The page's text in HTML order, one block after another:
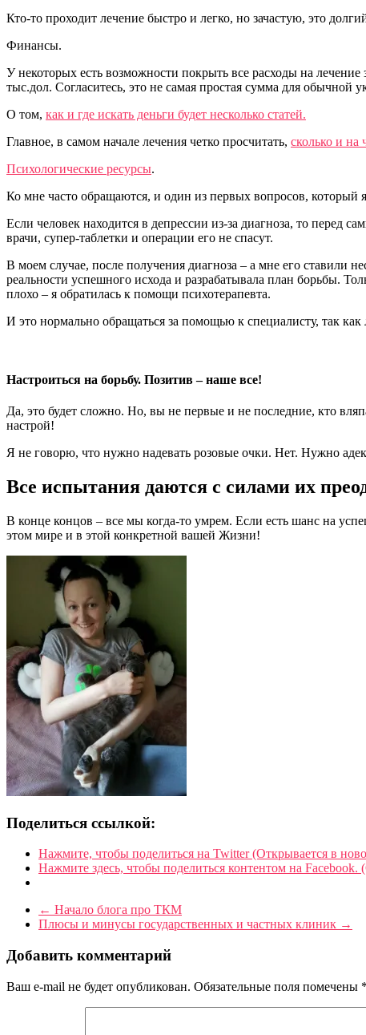
Кто-то проходит лечение быстро и легко, но зачастую, это
Финансы.
У некоторых есть возможности покрыть все расходы на
тыс.дол. Согласитесь, это не самая простая сумма для
О том, как и где искать деньги будет несколько статей.
Главное, в самом начале лечения четко просчитать, сколько и на
Психологические ресурсы.
Ко мне часто обращаются, и один из первых вопросов, который
Если человек находится в депрессии из-за диагноза, то перед
врачи, супер-таблетки и операции его не спасут.
В моем случае, после получения диагноза – а мне его ставили
реальности успешного исхода и разрабатывала план борьбы.
плохо – я обратилась к помощи психотерапевта.
И это нормально обращаться за помощью к специалисту, так
Настроиться на борьбу. Позитив – наше все!
Да, это будет сложно. Но, вы не первые и не последние, кто
настрой!
Я не говорю, что нужно надевать розовые очки. Нет. Нужно
Все испытания даются с силами их
В конце концов – все мы когда-то умрем. Если есть шанс на
этом мире и в этой конкретной вашей Жизни!
Поделиться ссылкой:
Нажмите, чтобы поделиться на Twitter (Открывается в
Нажмите здесь, чтобы поделиться контентом на
← Начало блога про ТКМ
Плюсы и минусы государственных и частных клиник →
Добавить комментарий
Ваш e-mail не будет опубликован. Обязательные поля помечены *